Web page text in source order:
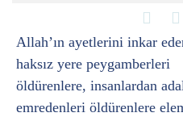
Allah’ın ayetlerini inkar
haksız yere peygamberleri
öldürenlere, insanlardan
emredenleri öldürenlere